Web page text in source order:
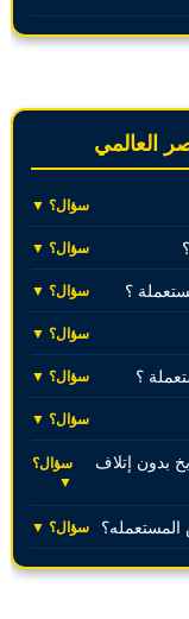
العالمي
سؤال؟ ▼
سؤال؟ ▼
؟ سؤال؟ ▼
سؤال؟ ▼
؟ سؤال؟ ▼
سؤال؟ ▼
بدون إتلاف
سؤال؟
▼
سؤال؟ ▼